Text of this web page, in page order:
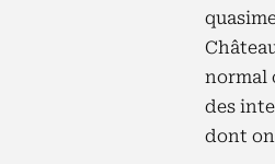
normal
des
dont